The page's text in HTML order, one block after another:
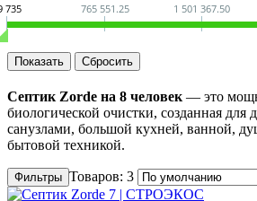
735 765 551.25 1 501 367.50
Септик Zorde на 8 человек — это
биологической очистки, созданная для
санузлами, большой кухней, ванной,
бытовой техникой.
Фильтры Товаров: 3